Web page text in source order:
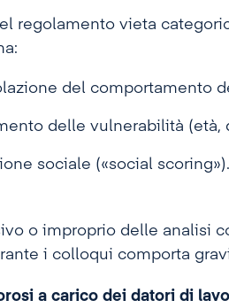
regolamento vieta
del comportamento
delle vulnerabilità
sociale («social scoring»).
o improprio delle analisi
i colloqui comporta
a carico dei datori di